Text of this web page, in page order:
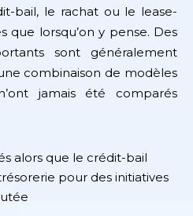
bail, le rachat ou le lease-
que lorsqu’on y pense. Des
sont généralement
combinaison de modèles
jamais été comparés
alors que le crédit-bail
pour des initiatives